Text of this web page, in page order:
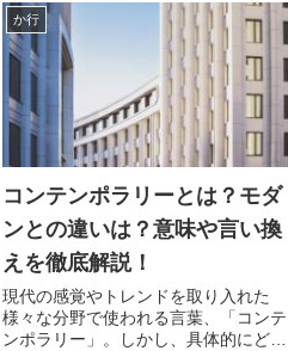
ラッカーの意味や彼らが行う手法につ
い...
か行
コンテンポラリーとは？モダ
ンとの違いは？意味や言い換
えを徹底解説！
現代の感覚やトレンドを取り入れた
様々な分野で使われる言葉、「コンテ
ンポラリー」。しかし、具体的にどの